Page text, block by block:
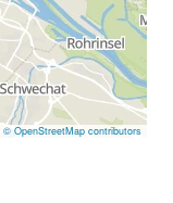
© OpenStreetMap contributors